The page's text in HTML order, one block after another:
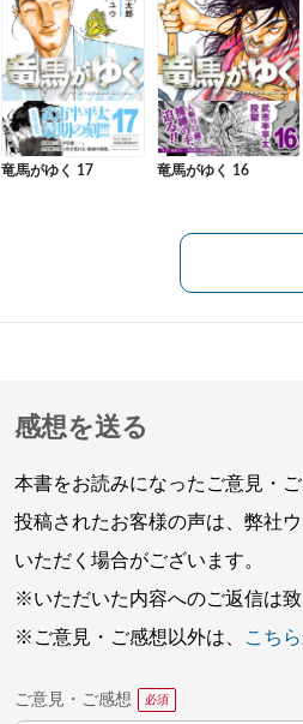
竜馬がゆく 17 竜馬がゆく 16
感想を送る
本書をお読みになったご意見・
投稿されたお客様の声は、弊社
いただく場合がございます。
※いただいた内容へのご返信は
※ご意見・ご感想以外は、
こちら
ご意見・ご感想